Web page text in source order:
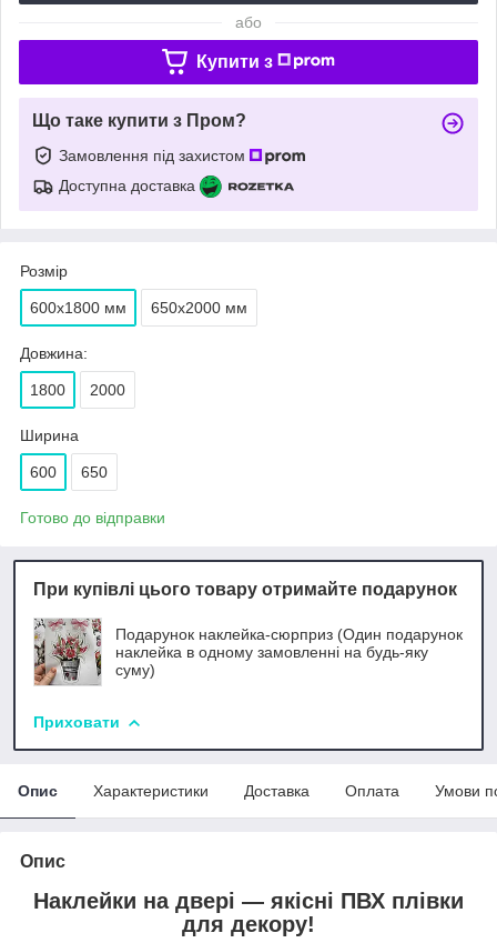
або
Купити з
Що таке купити з Пром?
Замовлення під захистом
Доступна доставка
Розмір
600х1800 мм 650х2000 мм
Довжина:
1800 2000
Ширина
600 650
Готово до відправки
При купівлі цього товару отримайте подарунок
Подарунок наклейка-сюрприз (Один подарунок
наклейка в одному замовленні на будь-яку
суму)
Приховати
Опис Характеристики Доставка Оплата Умови
Опис
Наклейки на двері — якісні ПВХ плівки
для декору!